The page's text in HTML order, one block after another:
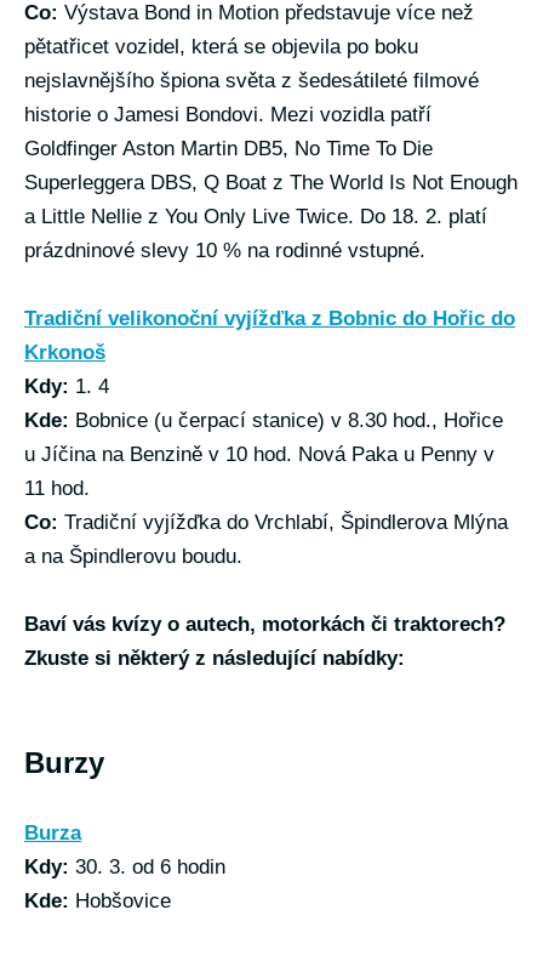
Co: Výstava Bond in Motion představuje více než
pětatřicet vozidel, která se objevila po boku
nejslavnějšího špiona světa z šedesátileté filmové
historie o Jamesi Bondovi. Mezi vozidla patří
Goldfinger Aston Martin DB5, No Time To Die
Superleggera DBS, Q Boat z The World Is Not Enough
a Little Nellie z You Only Live Twice. Do 18. 2. platí
prázdninové slevy 10 % na rodinné vstupné.
Tradiční velikonoční vyjížďka z Bobnic do Hořic do
Krkonoš
Kdy: 1. 4
Kde: Bobnice (u čerpací stanice) v 8.30 hod., Hořice
u Jíčina na Benzině v 10 hod. Nová Paka u Penny v
11 hod.
Co: Tradiční vyjížďka do Vrchlabí, Špindlerova Mlýna
a na Špindlerovu boudu.
Baví vás kvízy o autech, motorkách či traktorech?
Zkuste si některý z následující nabídky:
Burzy
Burza
Kdy: 30. 3. od 6 hodin
Kde: Hobšovice